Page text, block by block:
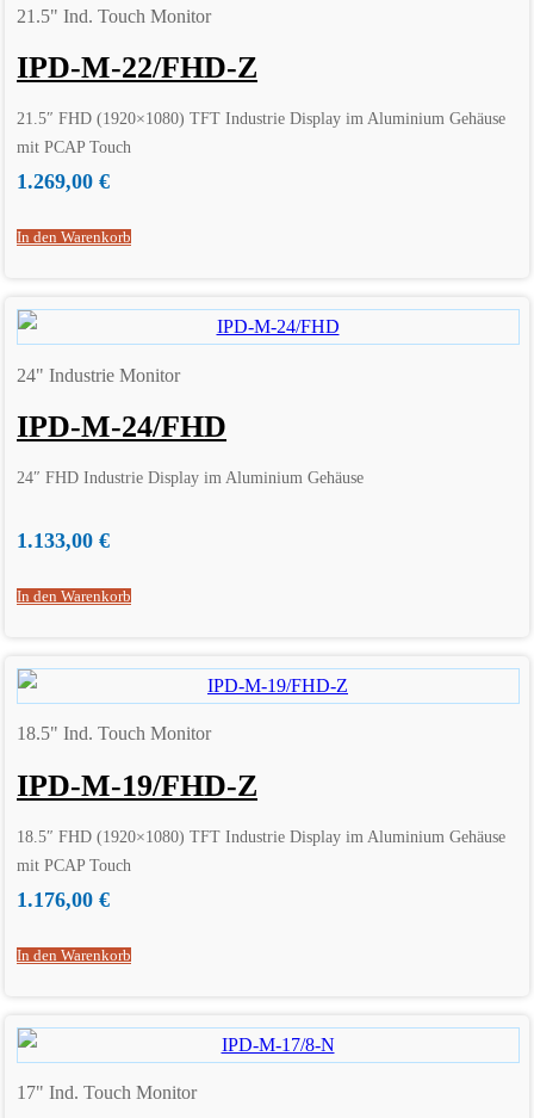
21.5" Ind. Touch Monitor
IPD-M-22/FHD-Z
21.5″ FHD (1920×1080) TFT Industrie Display im Aluminium Gehäuse
mit PCAP Touch
1.269,00 €
In den Warenkorb
24" Industrie Monitor
IPD-M-24/FHD
24″ FHD Industrie Display im Aluminium Gehäuse
1.133,00 €
In den Warenkorb
18.5" Ind. Touch Monitor
IPD-M-19/FHD-Z
18.5″ FHD (1920×1080) TFT Industrie Display im Aluminium Gehäuse
mit PCAP Touch
1.176,00 €
In den Warenkorb
17" Ind. Touch Monitor